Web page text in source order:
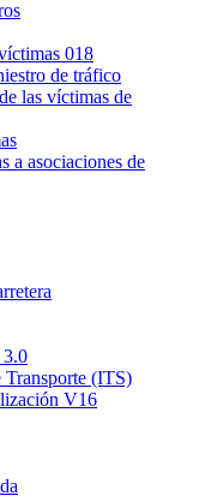
018
de tráfico
las víctimas de
a asociaciones de
3.0
Transporte (ITS)
V16